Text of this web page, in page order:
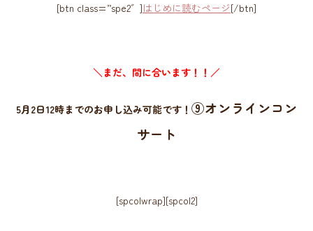
[btn class=”spe2″]はじめに読むページ[/btn]
＼まだ、間に合います！！／
5月2日12時までのお申し込み可能です！ ⑨オンラインコン
サート
[spcolwrap][spcol2]